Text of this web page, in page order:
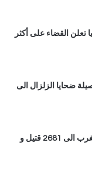
القضاء على أكثر
ضحايا الزلزال الى
ارتفاع عدد ضحايا زلزال المغرب الى 2681 قتيل و